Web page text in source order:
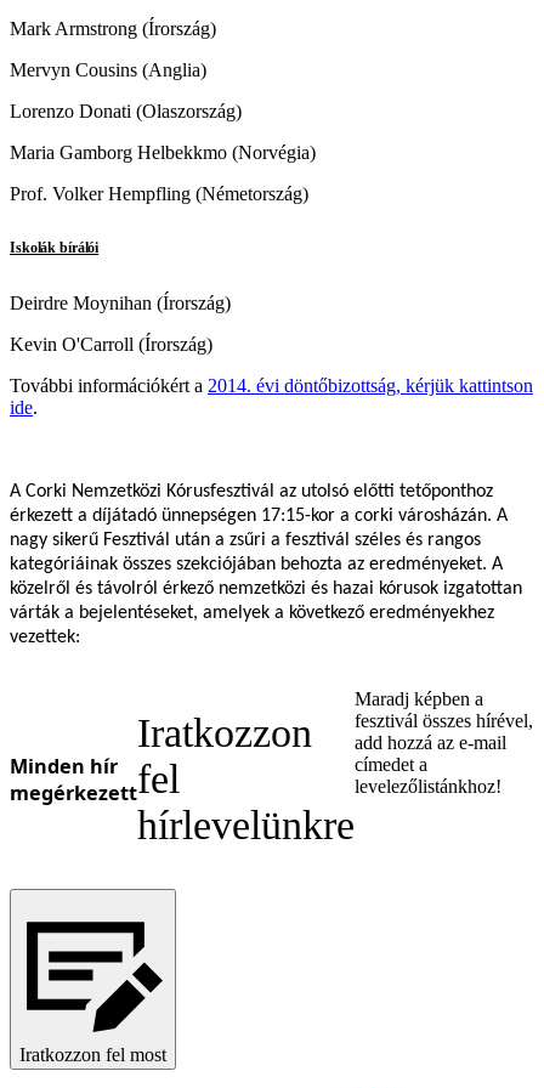
Ukrainian
Mark Armstrong (Írország)
Mervyn Cousins (Anglia)
Lorenzo Donati (Olaszország)
Maria Gamborg Helbekkmo (Norvégia)
Prof. Volker Hempfling (Németország)
Iskolák bírálói
Deirdre Moynihan (Írország)
Kevin O'Carroll (Írország)
További információkért a 2014. évi döntőbizottság, kérjük kattintson
ide.
A Corki Nemzetközi Kórusfesztivál az utolsó előtti tetőponthoz
érkezett a díjátadó ünnepségen 17:15-kor a corki városházán. A
nagy sikerű Fesztivál után a zsűri a fesztivál széles és rangos
kategóriáinak összes szekciójában behozta az eredményeket. A
közelről és távolról érkező nemzetközi és hazai kórusok izgatottan
várták a bejelentéseket, amelyek a következő eredményekhez
vezettek:
Minden hír
megérkezett
Iratkozzon
fel
hírlevelünkre
Maradj képben a
fesztivál összes hírével,
add hozzá az e-mail
címedet a
levelezőlistánkhoz!
Iratkozzon fel most